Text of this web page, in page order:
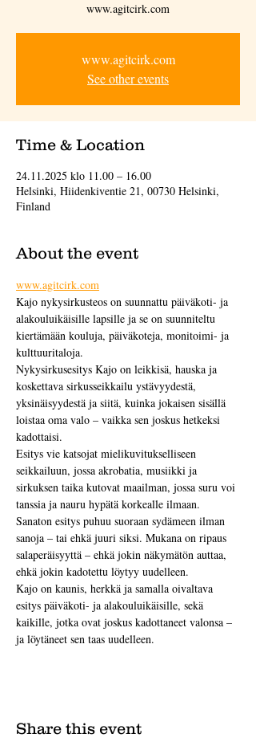
www.agitcirk.com
www.agitcirk.com
See other events
Time & Location
24.11.2025 klo 11.00 – 16.00
Helsinki, Hiidenkiventie 21, 00730 Helsinki,
Finland
About the event
www.agitcirk.com
Kajo nykysirkusteos on suunnattu päiväkoti- ja
alakouluikäisille lapsille ja se on suunniteltu
kiertämään kouluja, päiväkoteja, monitoimi- ja
kulttuuritaloja.
Nykysirkusesitys Kajo on leikkisä, hauska ja
koskettava sirkusseikkailu ystävyydestä,
yksinäisyydestä ja siitä, kuinka jokaisen sisällä
loistaa oma valo – vaikka sen joskus hetkeksi
kadottaisi.
Esitys vie katsojat mielikuvitukselliseen
seikkailuun, jossa akrobatia, musiikki ja
sirkuksen taika kutovat maailman, jossa suru voi
tanssia ja nauru hypätä korkealle ilmaan.
Sanaton esitys puhuu suoraan sydämeen ilman
sanoja – tai ehkä juuri siksi. Mukana on ripaus
salaperäisyyttä – ehkä jokin näkymätön auttaa,
ehkä jokin kadotettu löytyy uudelleen.
Kajo on kaunis, herkkä ja samalla oivaltava
esitys päiväkoti- ja alakouluikäisille, sekä
kaikille, jotka ovat joskus kadottaneet valonsa –
ja löytäneet sen taas uudelleen.
Share this event